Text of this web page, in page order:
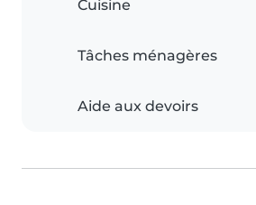
Cuisine
Tâches ménagères
Aide aux devoirs